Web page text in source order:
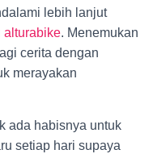
lebih lanjut
alturabike. Menemukan
cerita dengan
merayakan
ada habisnya untuk
setiap hari supaya